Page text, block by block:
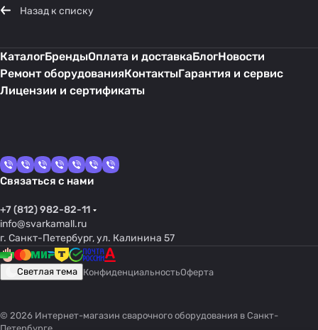
Назад к списку
КаталогБрендыОплата и доставкаБлогНовости
Ремонт оборудованияКонтактыГарантия и сервис
Лицензии и сертификаты
Связаться с нами
+7 (812) 982-82-11
info@svarkamall.ru
г. Санкт-Петербург, ул. Калинина 57
Светлая тема КонфиденциальностьОферта
© 2026 Интернет-магазин сварочного оборудования в Санкт-